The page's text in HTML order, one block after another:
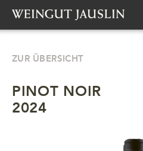
ZUR ÜBERSICHT
PINOT NOIR
2024